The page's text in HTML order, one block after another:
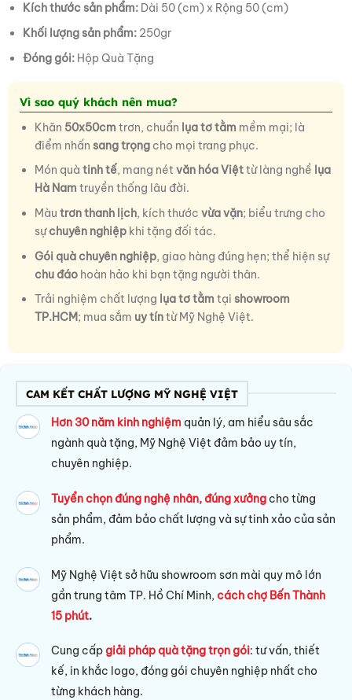
Kích thước sản phẩm:Dài 50 (cm) x Rộng 50 (cm)
Khối lượng sản phẩm:250gr
Đóng gói:Hộp Quà Tặng
Vì sao quý khách nên mua?
Khăn 50x50cm trơn, chuẩn lụa tơ tằm mềm mại; là
điểm nhấn sang trọngcho mọi trang phục.
Món quà tinh tế, mang nétvăn hóa Việttừ làng nghề lụa
Hà Nam truyền thống lâu đời.
Màu trơn thanh lịch, kích thước vừa vặn; biểu trưng cho
sựchuyên nghiệpkhi tặng đối tác.
Gói quà chuyên nghiệp, giao hàng đúng hẹn; thể hiện sự
chu đáohoàn hảo khi bạn tặng người thân.
Trải nghiệm chất lượng lụa tơ tằm tại showroom
TP.HCM; mua sắm uy tíntừ Mỹ Nghệ Việt.
CAM KẾT CHẤT LƯỢNG MỸ NGHỆ VIỆT
Hơn 30 năm kinh nghiệm quản lý, am hiểu sâu sắc
ngành quà tặng, Mỹ Nghệ Việt đảm bảo uy tín,
chuyên nghiệp.
Tuyển chọn đúng nghệ nhân, đúng xưởng cho từng
sản phẩm, đảm bảo chất lượng và sự tinh xảo của sản
phẩm.
Mỹ Nghệ Việt sở hữu showroom sơn mài quy mô lớn
gần trung tâm TP. Hồ Chí Minh,cách chợ Bến Thành
15 phút.
Cung cấpgiải pháp quà tặng trọn gói: tư vấn, thiết
kế, in khắc logo, đóng gói chuyên nghiệp nhất cho
từng khách hàng.